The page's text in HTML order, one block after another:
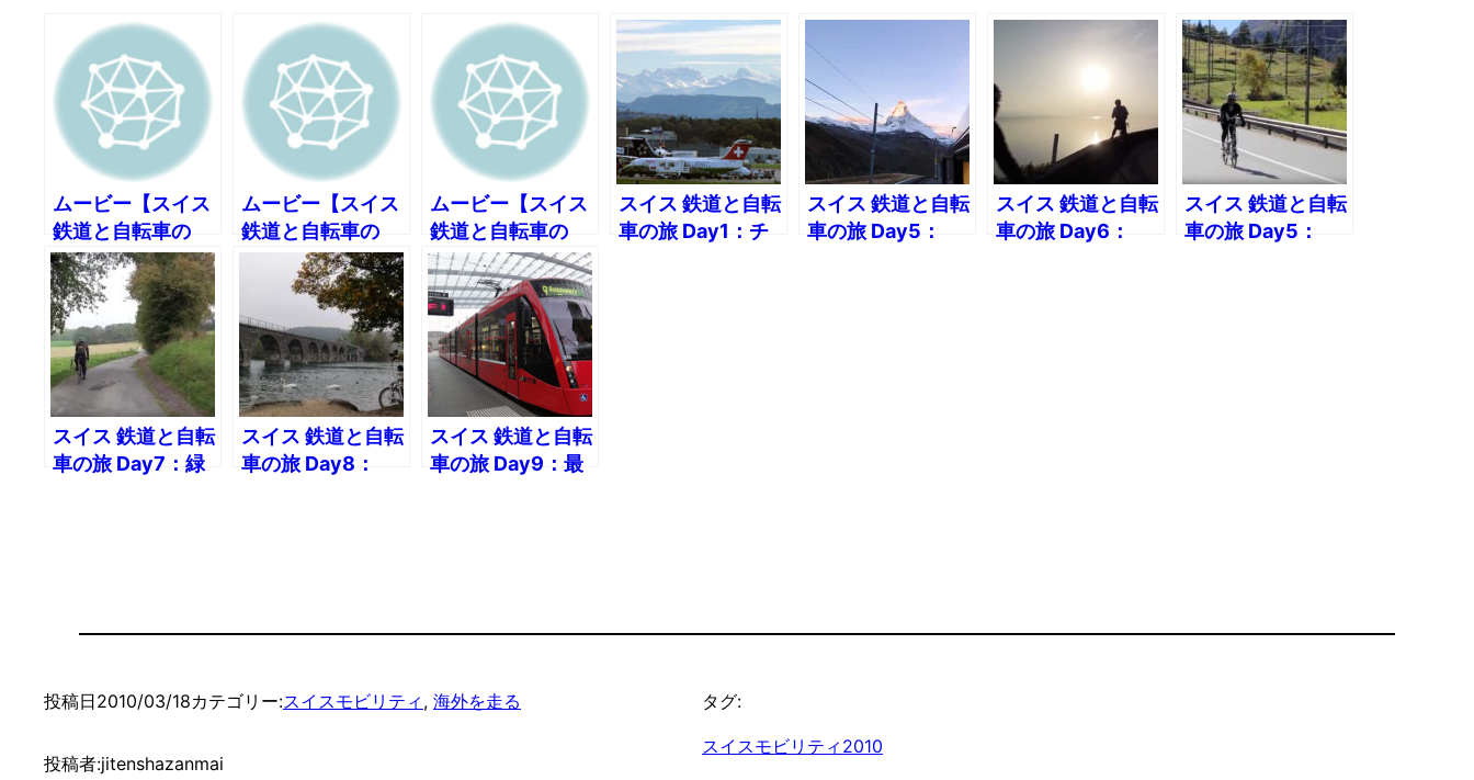
ムービー【スイス
鉄道と自転車の
旅】DAY6:その1
ローザンヌへ
130kmのロングラ
イド
ムービー【スイス
鉄道と自転車の
旅】DAY6:その2
世界遺産・ラヴォ
ーのブドウ畑
ムービー【スイス
鉄道と自転車の
旅】DAY7:時計の
街ラショードフォ
ンへ
スイス 鉄道と自転
車の旅 Day1：チ
スイス 鉄道と自転
車の旅 Day5：
スイス 鉄道と自転
車の旅 Day6：
スイス 鉄道と自転
車の旅 Day5：
スイス 鉄道と自転
車の旅 Day7：緑
スイス 鉄道と自転
車の旅 Day8：
スイス 鉄道と自転
車の旅 Day9：最
投稿日2010/03/18カテゴリー:スイスモビリティ , 海外を走る
投稿者:jitenshazanmai
タグ:
スイスモビリティ2010